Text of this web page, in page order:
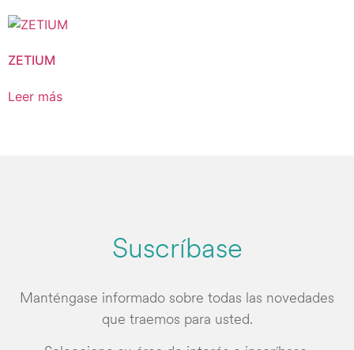
ZETIUM
Leer más
Suscríbase
Manténgase informado sobre todas las novedades
que traemos para usted.